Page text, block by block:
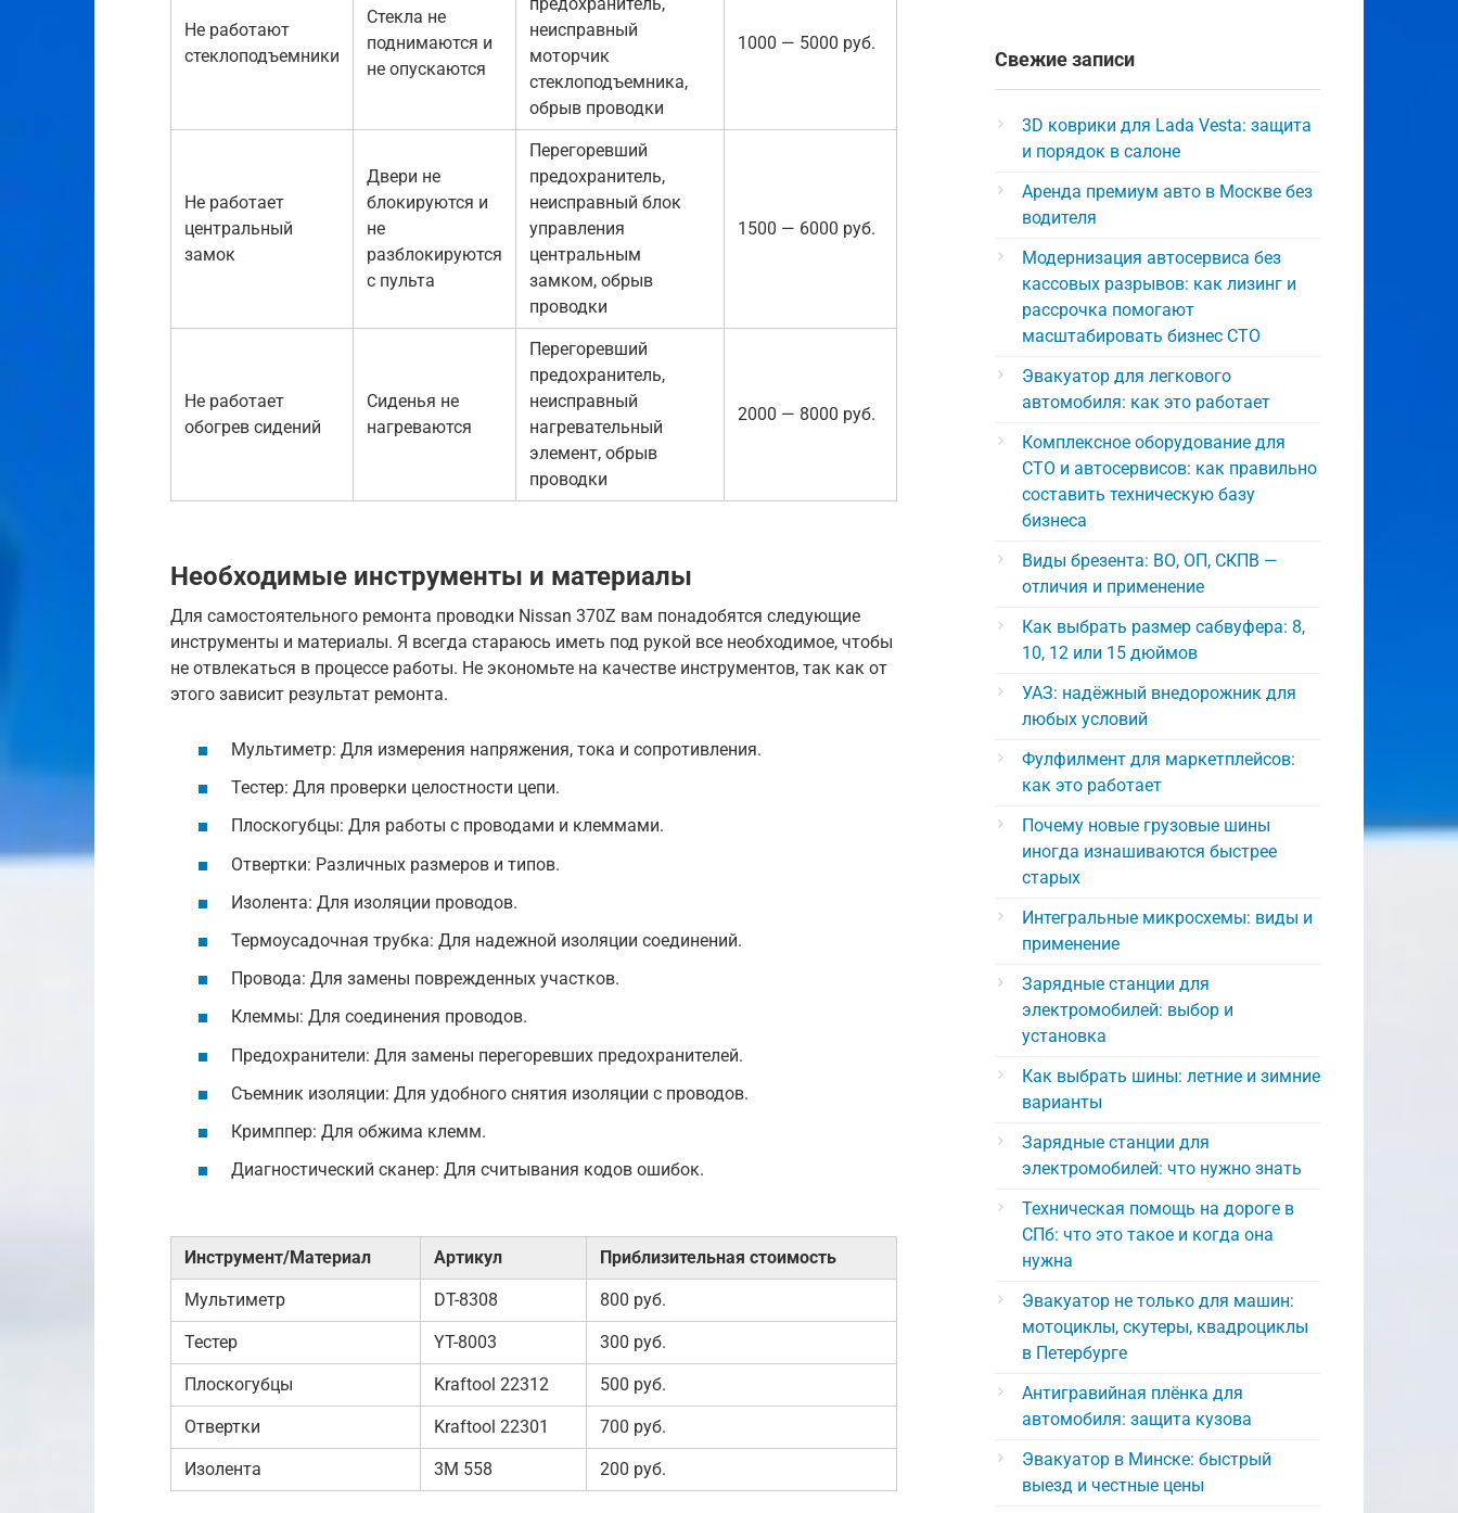
Не работают
стеклоподъемники
Стекла не
поднимаются и
не опускаются
неисправный
моторчик
стеклоподъемника,
обрыв проводки
1000 — 5000 руб.
Не работает
центральный
замок
Двери не
блокируются и
не
разблокируются
с пульта
Перегоревший
предохранитель,
неисправный блок
управления
центральным
замком, обрыв
проводки
1500 — 6000 руб.
Не работает
обогрев сидений
Сиденья не
нагреваются
Перегоревший
предохранитель,
неисправный
нагревательный
элемент, обрыв
проводки
2000 — 8000 руб.
Необходимые инструменты и материалы
Для самостоятельного ремонта проводки Nissan 370Z вам понадобятся следующие
инструменты и материалы. Я всегда стараюсь иметь под рукой все необходимое, чтобы
не отвлекаться в процессе работы. Не экономьте на качестве инструментов, так как от
этого зависит результат ремонта.
Мультиметр: Для измерения напряжения, тока и сопротивления.
Тестер: Для проверки целостности цепи.
Плоскогубцы: Для работы с проводами и клеммами.
Отвертки: Различных размеров и типов.
Изолента: Для изоляции проводов.
Термоусадочная трубка: Для надежной изоляции соединений.
Провода: Для замены поврежденных участков.
Клеммы: Для соединения проводов.
Предохранители: Для замены перегоревших предохранителей.
Съемник изоляции: Для удобного снятия изоляции с проводов.
Кримппер: Для обжима клемм.
Диагностический сканер: Для считывания кодов ошибок.
Инструмент/Материал Артикул Приблизительная стоимость
Мультиметр DT-8308 800 руб.
Тестер YT-8003 300 руб.
Плоскогубцы Kraftool 22312 500 руб.
Отвертки Kraftool 22301 700 руб.
Изолента 3M 558 200 руб.
Свежие записи
3D коврики для Lada Vesta: защита
и порядок в салоне
Аренда премиум авто в Москве без
водителя
Модернизация автосервиса без
кассовых разрывов: как лизинг и
рассрочка помогают
масштабировать бизнес СТО
Эвакуатор для легкового
автомобиля: как это работает
Комплексное оборудование для
СТО и автосервисов: как правильно
составить техническую базу
бизнеса
Виды брезента: ВО, ОП, СКПВ —
отличия и применение
Как выбрать размер сабвуфера: 8,
10, 12 или 15 дюймов
УАЗ: надёжный внедорожник для
любых условий
Фулфилмент для маркетплейсов:
как это работает
Почему новые грузовые шины
иногда изнашиваются быстрее
старых
Интегральные микросхемы: виды и
применение
Зарядные станции для
электромобилей: выбор и
установка
Как выбрать шины: летние и зимние
варианты
Зарядные станции для
электромобилей: что нужно знать
Техническая помощь на дороге в
СПб: что это такое и когда она
нужна
Эвакуатор не только для машин:
мотоциклы, скутеры, квадроциклы
в Петербурге
Антигравийная плёнка для
автомобиля: защита кузова
Эвакуатор в Минске: быстрый
выезд и честные цены